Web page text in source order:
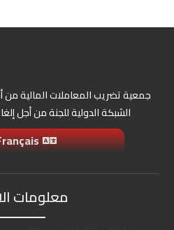
معلومات
جمعية تضريب المعاملات المالية
الشبكة الدولية للجنة من أجل